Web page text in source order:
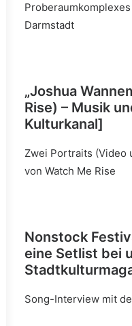
Darmstadt
„Joshua
Rise) – Musik
Kulturkanal]
Zwei Portraits (Video
von Watch Me Rise
Nonstock
eine Setlist bei
Song-Interview mit